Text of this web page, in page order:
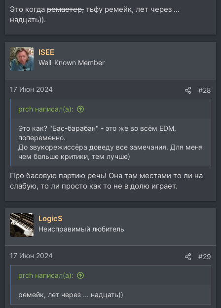
Это когда ремастер, тьфу ремейк, лет через ...
надцать)).
ISEE
Well-Known Member
17 Июн 2024 #28
prch написал(а):
Это как? "Бас-барабан" - это же во всём EDM,
попеременно.
До звукорежиссёра доведу все замечания. Для меня
чем больше критики, тем лучше)
Про басовую партию речь! Она там местами то ли на
слабую, то ли просто как то не в долю играет.
LogicS
Неисправимый любитель
17 Июн 2024 #29
prch написал(а):
ремейк, лет через ... надцать))